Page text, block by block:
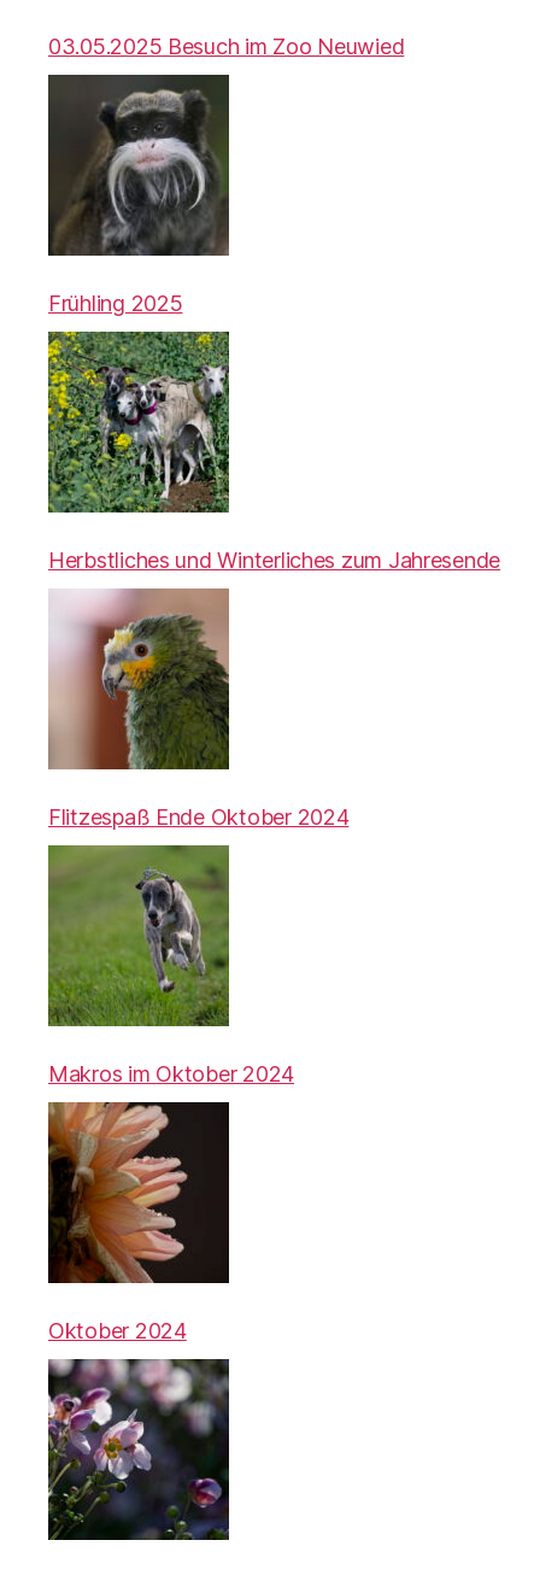
03.05.2025 Besuch im Zoo Neuwied
Frühling 2025
Herbstliches und Winterliches zum Jahresende
Flitzespaß Ende Oktober 2024
Makros im Oktober 2024
Oktober 2024